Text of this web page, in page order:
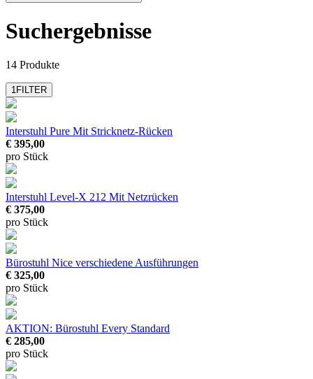
Viasit
Suchergebnisse
14 Produkte
1FILTER
Interstuhl Pure Mit Stricknetz-Rücken
€ 395,00
pro Stück
Interstuhl Level-X 212 Mit Netzrücken
€ 375,00
pro Stück
Bürostuhl Nice verschiedene Ausführungen
€ 325,00
pro Stück
AKTION: Bürostuhl Every Standard
€ 285,00
pro Stück